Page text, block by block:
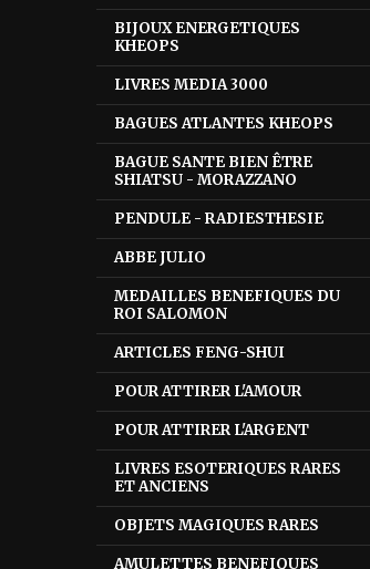
BIJOUX ENERGETIQUES
KHEOPS
LIVRES MEDIA 3000
BAGUES ATLANTES KHEOPS
BAGUE SANTE BIEN ÊTRE
SHIATSU - MORAZZANO
PENDULE - RADIESTHESIE
ABBE JULIO
MEDAILLES BENEFIQUES DU
ROI SALOMON
ARTICLES FENG-SHUI
POUR ATTIRER L'AMOUR
POUR ATTIRER L'ARGENT
LIVRES ESOTERIQUES RARES
ET ANCIENS
OBJETS MAGIQUES RARES
AMULETTES BENEFIQUES